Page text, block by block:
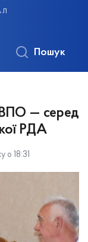
Пошук
ВПО — серед
РДА
о 18:31